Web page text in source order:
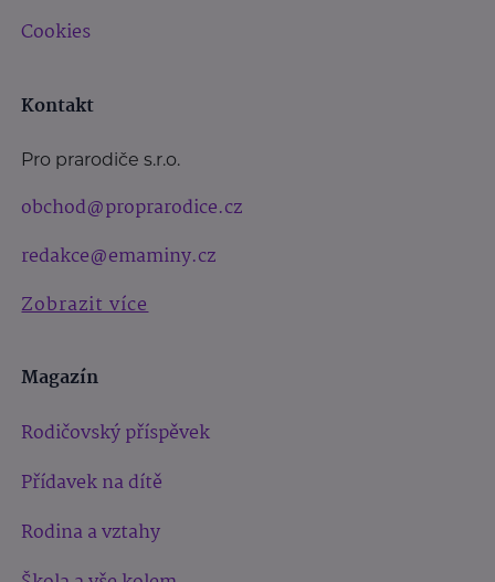
Cookies
Kontakt
Pro prarodiče s.r.o.
obchod@proprarodice.cz
redakce@emaminy.cz
Zobrazit více
Magazín
Rodičovský příspěvek
Přídavek na dítě
Rodina a vztahy